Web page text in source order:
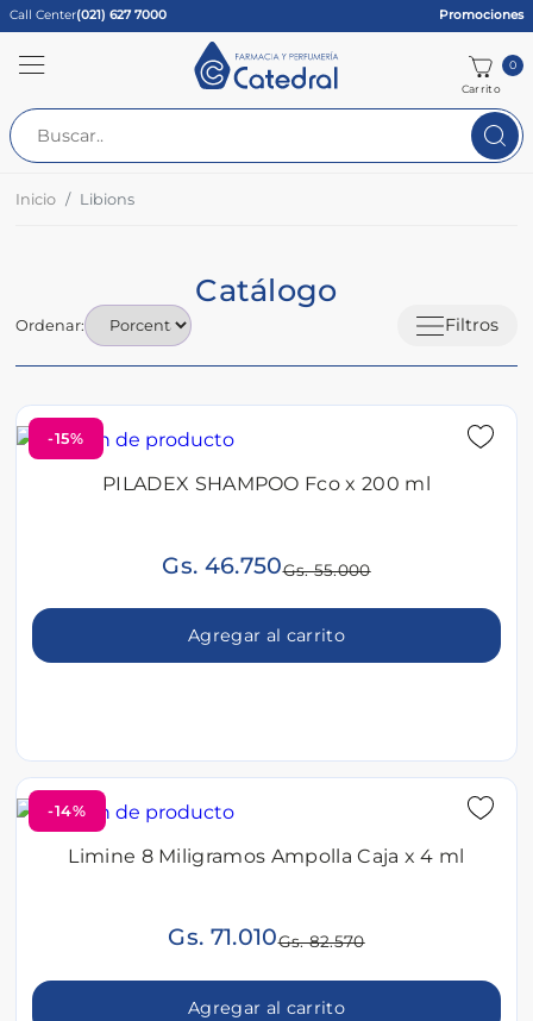
Call Center(021) 627 7000 Promociones
Carrito
0
Inicio Libions
Catálogo
Filtros
Ordenar:
-15%
PILADEX SHAMPOO Fco x 200 ml
Gs. 46.750Gs. 55.000
Agregar al carrito
-14%
Limine 8 Miligramos Ampolla Caja x 4 ml
Gs. 71.010Gs. 82.570
Agregar al carrito